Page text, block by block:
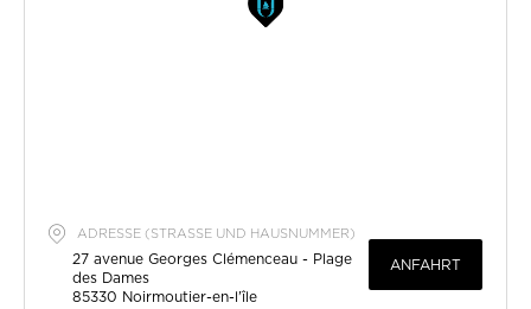
ADRESSE (STRASSE UND HAUSNUMMER)
27 avenue Georges Clémenceau - Plage
des Dames
85330 Noirmoutier-en-l'île
ANFAHRT